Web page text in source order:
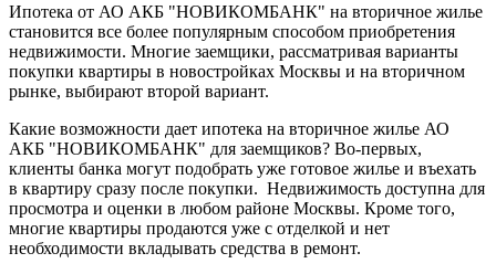
Ипотека от АО АКБ "НОВИКОМБАНК" на вторичное жилье
становится все более популярным способом приобретения
недвижимости. Многие заемщики, рассматривая варианты
покупки квартиры в новостройках Москвы и на вторичном
рынке, выбирают второй вариант.
Какие возможности дает ипотека на вторичное жилье АО
АКБ "НОВИКОМБАНК" для заемщиков? Во-первых,
клиенты банка могут подобрать уже готовое жилье и въехать
в квартиру сразу после покупки. Недвижимость доступна для
просмотра и оценки в любом районе Москвы. Кроме того,
многие квартиры продаются уже с отделкой и нет
необходимости вкладывать средства в ремонт.